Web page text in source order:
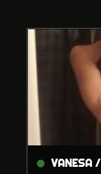
VANESA /